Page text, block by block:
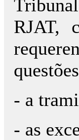
RJAT,
- a
- as